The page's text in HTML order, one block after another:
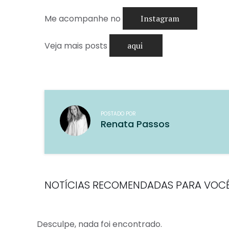
Me acompanhe no Instagram
Veja mais posts aqui
POSTADO POR
Renata Passos
NOTÍCIAS RECOMENDADAS PARA
Desculpe, nada foi encontrado.